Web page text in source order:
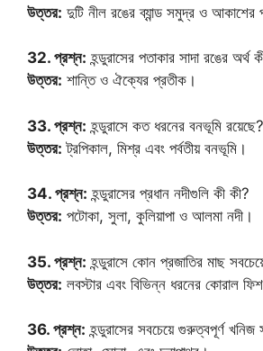
উত্তর: দুটি নীল রঙের ব্যান্ড সমুদ্র ও আকাশের
32. প্রশ্ন: হন্ডুরাসের পতাকার সাদা রঙের অর্থ
উত্তর: শান্তি ও ঐক্যের প্রতীক।
33. প্রশ্ন: হন্ডুরাসে কত ধরনের বনভূমি রয়েছে?
উত্তর: ট্রপিকাল, মিশ্র এবং পর্বতীয় বনভূমি।
34. প্রশ্ন: হন্ডুরাসের প্রধান নদীগুলি কী কী?
উত্তর: পটোকা, সুলা, কুলিয়াপা ও আলমা নদী।
35. প্রশ্ন: হন্ডুরাসে কোন প্রজাতির মাছ
উত্তর: লবস্টার এবং বিভিন্ন ধরনের কোরাল
36. প্রশ্ন: হন্ডুরাসের সবচেয়ে গুরুত্বপূর্ণ